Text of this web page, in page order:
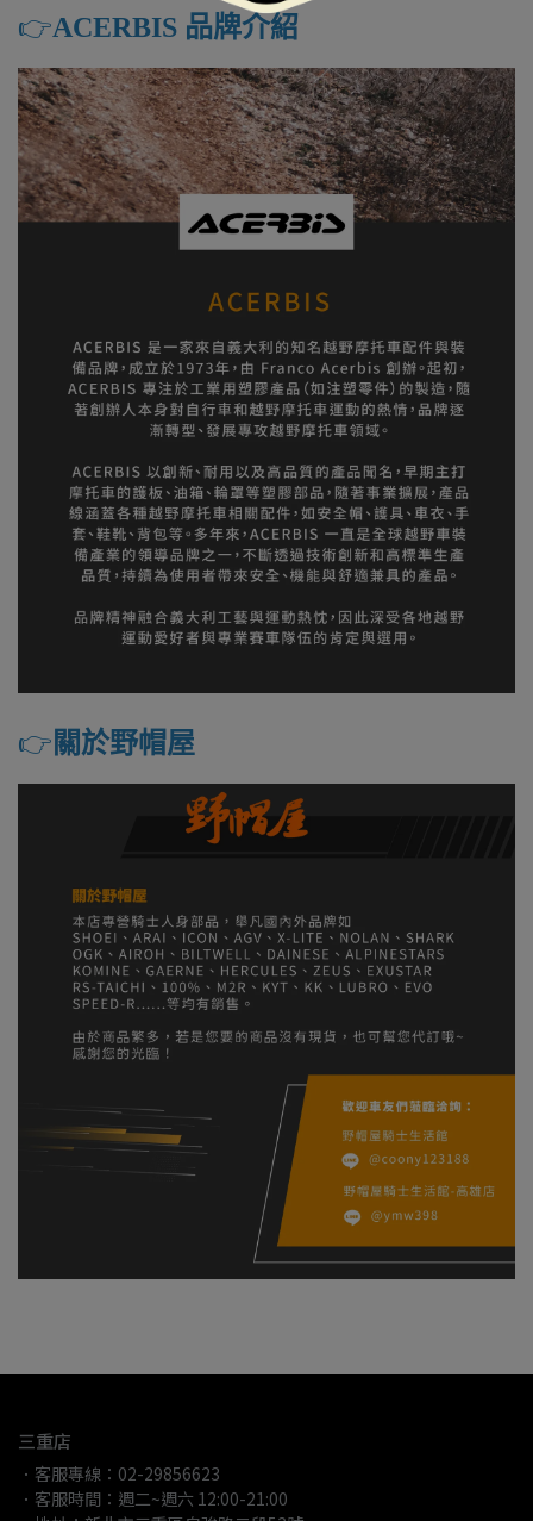
👉️ACERBIS 品牌介紹
👉️ 關於野帽屋
三重店
．客服專線：02-29856623
．客服時間：週二~週六 12:00-21:00